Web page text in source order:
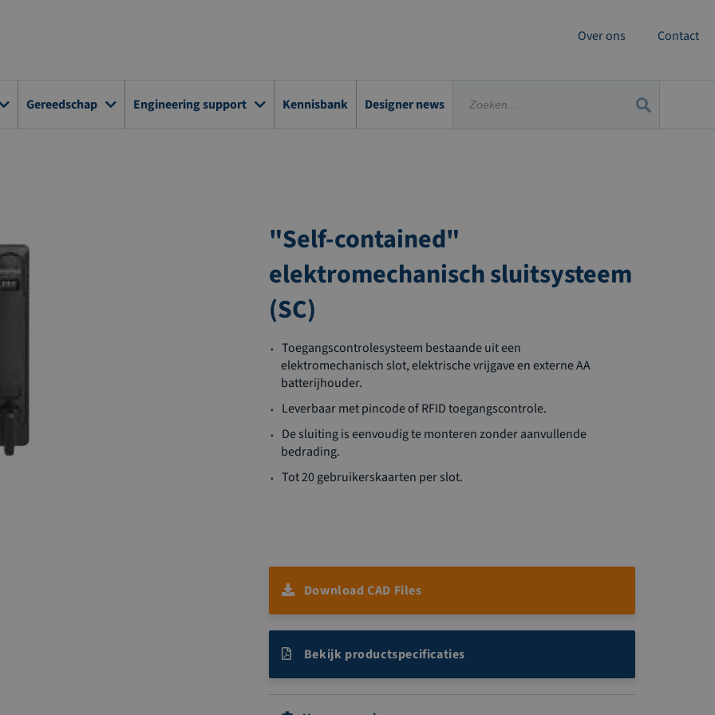
Over ons Contact
Gereedschap Engineering support Kennisbank Designer news
"Self-contained"
elektromechanisch sluitsysteem
(SC)
Toegangscontrolesysteem bestaande uit een
elektromechanisch slot, elektrische vrijgave en externe AA
batterijhouder.
Leverbaar met pincode of RFID toegangscontrole.
De sluiting is eenvoudig te monteren zonder aanvullende
bedrading.
Tot 20 gebruikerskaarten per slot.
Download CAD Files
Bekijk productspecificaties